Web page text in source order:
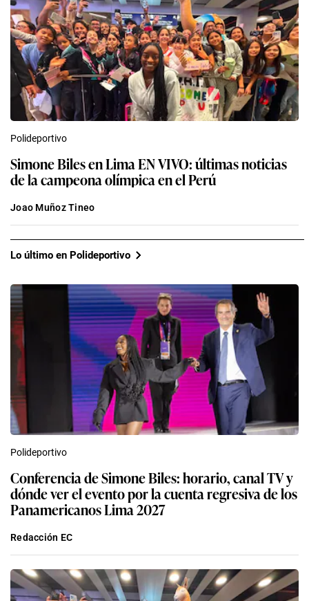
Polideportivo
Simone Biles en Lima EN VIVO: últimas noticias
de la campeona olímpica en el Perú
Joao Muñoz Tineo
Lo último en Polideportivo
Polideportivo
Conferencia de Simone Biles: horario, canal TV y
dónde ver el evento por la cuenta regresiva de los
Panamericanos Lima 2027
Redacción EC